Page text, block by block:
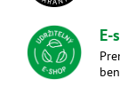
E-